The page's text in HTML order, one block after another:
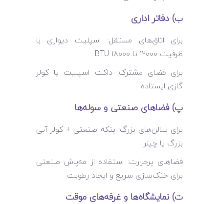
ب) دفاتر اداری
برای اتاق‌های مستقل: اسپلیت دیواری با
ظرفیت ۱۲۰۰۰ تا ۱۸۰۰۰ BTU
برای فضای مشترک: داکت اسپلیت یا کولر
گازی ایستاده
پ) فضاهای صنعتی و سوله‌ها
برای سالن‌های بزرگ: پنکه صنعتی + کولر آبی
بزرگ یا چیلر
فضاهای پرحرارت: استفاده از مه‌پاش صنعتی
برای خنک‌سازی سریع و ایجاد رطوبت
ت) نمایشگاه‌ها و غرفه‌های موقت